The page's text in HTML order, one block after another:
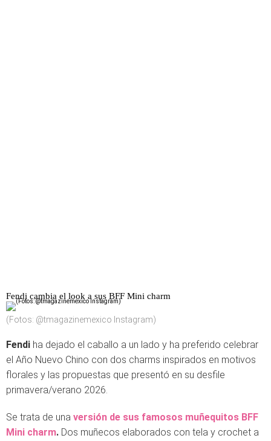
Fendi cambia el look a sus BFF Mini charm
(Fotos: @tmagazinemexico Instagram)
Fendi ha dejado el caballo a un lado y ha preferido celebrar
el Año Nuevo Chino con dos charms inspirados en motivos
florales y las propuestas que presentó en su desfile
primavera/verano 2026.
Se trata de una versión de sus famosos muñequitos BFF
Mini charm. Dos muñecos elaborados con tela y crochet a